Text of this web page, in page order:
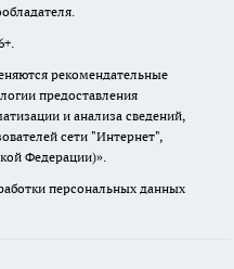
рекомендательные
предоставления
и анализа сведений,
сети "Интернет",
Федерации)».
персональных данных